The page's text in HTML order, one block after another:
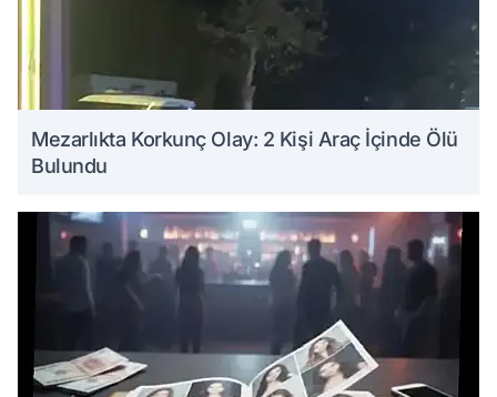
Mezarlıkta Korkunç Olay: 2 Kişi Araç İçinde Ölü
Bulundu